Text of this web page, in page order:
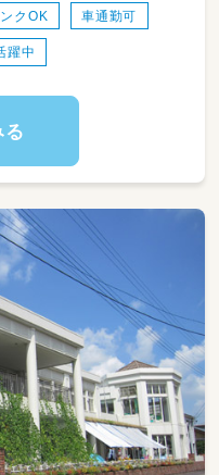
あり（中越地区または
クOK 車通勤可
躍中
る